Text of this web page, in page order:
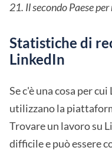
21. Il secondo Paese
Statistiche di
LinkedIn
Se c'è una cosa per
utilizzano la
Trovare un lavoro su
difficile e può essere